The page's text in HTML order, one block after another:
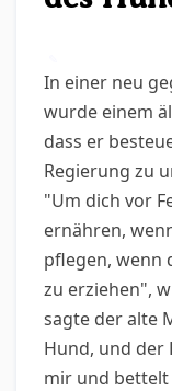
In einer neu
wurde einem
dass er
Regierung zu
"Um dich vor
ernähren,
pflegen, wenn
zu erziehen",
sagte der alte
Hund, und der
mir und bettelt